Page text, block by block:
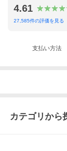
4.61
27,585件の評価を見る
支払い方法
カテゴリから